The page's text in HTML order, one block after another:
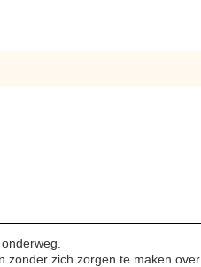
zonder zich zorgen te maken over